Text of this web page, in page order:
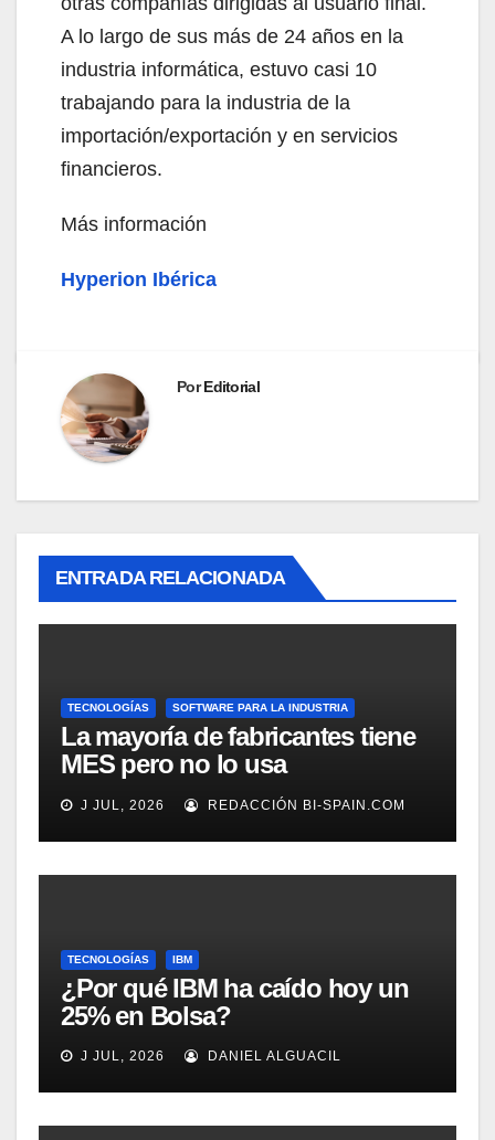
A lo largo de sus más de 24 años en la
industria informática, estuvo casi 10
trabajando para la industria de la
importación/exportación y en servicios
financieros.
Más información
Hyperion Ibérica
PorEditorial
ENTRADA RELACIONADA
TECNOLOGÍAS SOFTWARE PARA LA INDUSTRIA
La mayoría de fabricantes tiene
MES pero no lo usa
adecuadamente, según
Rockwell Automation
J JUL, 2026 REDACCIÓN BI-SPAIN.COM
TECNOLOGÍAS IBM
¿Por qué IBM ha caído hoy un
25% en Bolsa?
J JUL, 2026 DANIEL ALGUACIL